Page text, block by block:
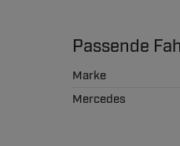
Passende
Marke
Mercedes